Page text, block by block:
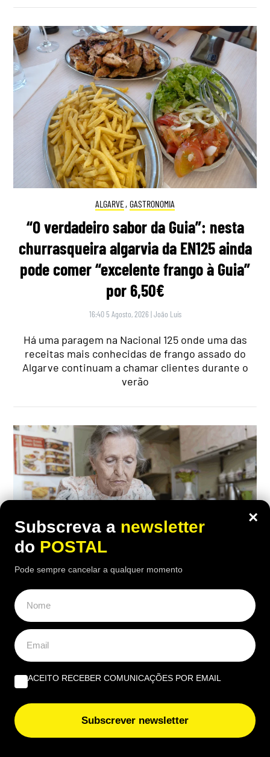
ALGARVE, GASTRONOMIA
“O verdadeiro sabor da Guia”: nesta
churrasqueira algarvia da EN125 ainda
pode comer “excelente frango à Guia”
por 6,50€
16:40 5 Agosto, 2026 |João Luís
Há uma paragem na Nacional 125 onde uma das
receitas mais conhecidas de frango assado do
Algarve continuam a chamar clientes durante o
verão
“Considero insuficiente”: reformada de
67 anos recebe 1.790€ mas considera a
pensão ‘injusta’
Depois de 25 anos a trabalhar como auxiliar de
enfermagem, a reformada francesa recebe 1.790
×
Subscreva a newsletter
do POSTAL
Pode sempre cancelar a qualquer momento
ACEITO RECEBER COMUNICAÇÕES POR EMAIL
Subscrever newsletter